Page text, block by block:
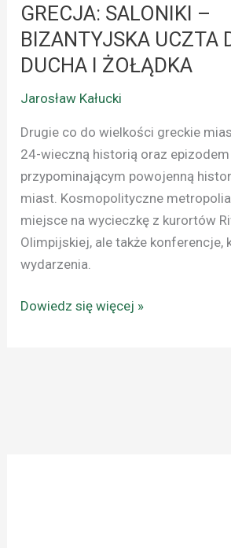
GRECJA: SALONIKI –
BIZANTYJSKA UCZTA
DUCHA I ŻOŁĄDKA
Jarosław Kałucki
Drugie co do wielkości greckie
24-wieczną historią oraz epizodem
przypominającym powojenną
miast. Kosmopolityczne
miejsce na wycieczkę z kurortów
Olimpijskiej, ale także konferencje,
wydarzenia.
Dowiedz się więcej »